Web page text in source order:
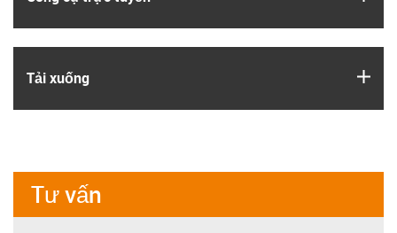
Tải xuống
Tư vấn